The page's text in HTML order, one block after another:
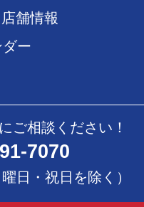
店舗情報
ー
ご相談ください！
7070
日・祝日を除く）